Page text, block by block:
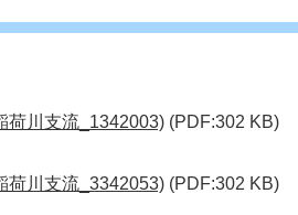
荷川支流_1342003) (PDF:302 KB)
荷川支流_3342053) (PDF:302 KB)